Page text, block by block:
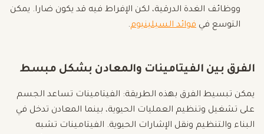
ووظائف الغدة الدرقية، لكن الإفراط فيه قد يكون ضارا. يمكن
التوسع في فوائد السيلينيوم.
الفرق بين الفيتامينات والمعادن بشكل مبسط
يمكن تبسيط الفرق بهذه الطريقة: الفيتامينات تساعد الجسم
على تشغيل وتنظيم العمليات الحيوية، بينما المعادن تدخل في
البناء والتنظيم ونقل الإشارات الحيوية. الفيتامينات تشبه